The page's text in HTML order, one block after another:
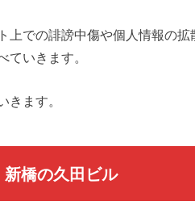
上での誹謗中傷や個人情報の
いきます。
きます。
橋の久田ビル